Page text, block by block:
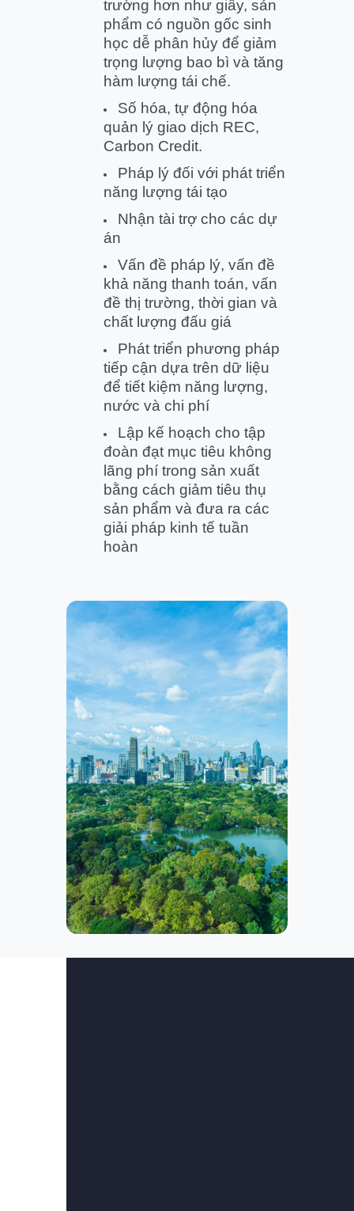
trường hơn như giấy, sản
phẩm có nguồn gốc sinh
học dễ phân hủy để giảm
trọng lượng bao bì và tăng
hàm lượng tái chế.
Số hóa, tự động hóa
quản lý giao dịch REC,
Carbon Credit.
Pháp lý đối với phát triển
năng lượng tái tạo​
Nhận tài trợ cho các dự
án
Vấn đề pháp lý, vấn đề
khả năng thanh toán, vấn
đề thị trường, thời gian và
chất lượng đấu giá
Phát triển phương pháp
tiếp cận dựa trên dữ liệu
để tiết kiệm năng lượng,
nước và chi phí
Lập kế hoạch cho tập
đoàn đạt mục tiêu không
lãng phí trong sản xuất
bằng cách giảm tiêu thụ
sản phẩm và đưa ra các
giải pháp kinh tế tuần
hoàn